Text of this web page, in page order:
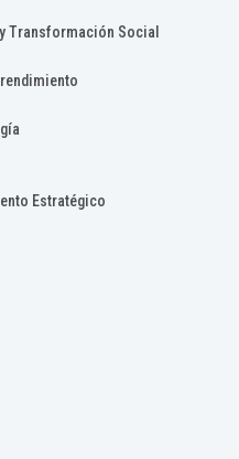
Transformación Social
Estratégico